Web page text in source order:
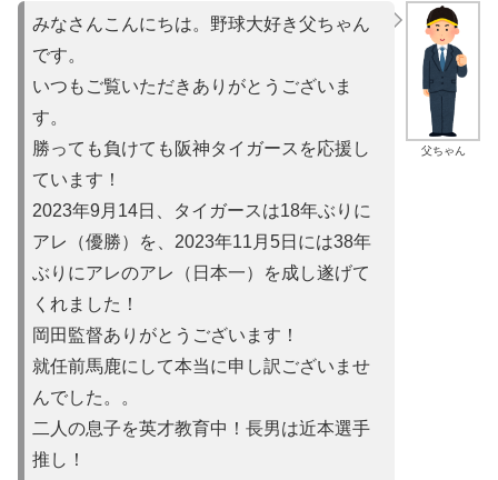
父ちゃん
みなさんこんにちは。野球大好き父ちゃん
です。
いつもご覧いただきありがとうございま
す。
勝っても負けても阪神タイガースを応援し
ています！
2023年9月14日、タイガースは18年ぶりに
アレ（優勝）を 、2023年11月5日には38年
ぶりにアレのアレ（日本一）を成し遂げて
くれました！
岡田監督ありがとうございます！
就任前馬鹿にして本当に申し訳ございませ
んでした。。
二人の息子を英才教育中！長男は近本選手
推し！